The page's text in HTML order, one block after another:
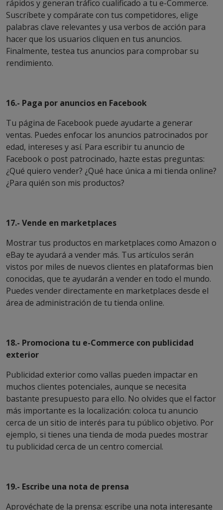
rápidos y generan tráfico cualificado a tu e-Commerce.
Suscríbete y compárate con tus competidores, elige
palabras clave relevantes y usa verbos de acción para
hacer que los usuarios cliquen en tus anuncios.
Finalmente, testea tus anuncios para comprobar su
rendimiento.
16.- Paga por anuncios en Facebook
Tu página de Facebook puede ayudarte a generar
ventas. Puedes enfocar los anuncios patrocinados por
edad, intereses y así. Para escribir tu anuncio de
Facebook o post patrocinado, hazte estas preguntas:
¿Qué quiero vender? ¿Qué hace única a mi tienda online?
¿Para quién son mis productos?
17.- Vende en marketplaces
Mostrar tus productos en marketplaces como Amazon o
eBay te ayudará a vender más. Tus artículos serán
vistos por miles de nuevos clientes en plataformas bien
conocidas, que te ayudarán a vender en todo el mundo.
Puedes vender directamente en marketplaces desde el
área de administración de tu tienda online.
18.- Promociona tu e-Commerce con publicidad
exterior
Publicidad exterior como vallas pueden impactar en
muchos clientes potenciales, aunque se necesita
bastante presupuesto para ello. No olvides que el factor
más importante es la localización: coloca tu anuncio
cerca de un sitio de interés para tu público objetivo. Por
ejemplo, si tienes una tienda de moda puedes mostrar
tu publicidad cerca de un centro comercial.
19.- Escribe una nota de prensa
Aprovéchate de la prensa: escribe una nota interesante